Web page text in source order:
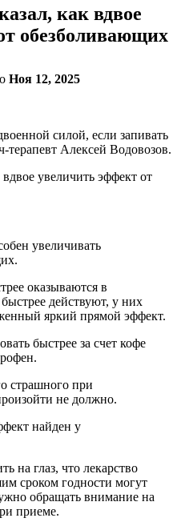
как вдвое
обезболивающих
Ноя 12, 2025
силой, если запивать
терапевт Алексей Водовозов.
увеличивать
оказываются в
действуют, у них
яркий прямой эффект.
быстрее за счет кофе
страшного при
не должно.
найден у
на глаз, что лекарство
сроком годности могут
обращать внимание на
приеме.